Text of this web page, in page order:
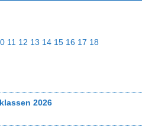
11 12 13 14 15 16 17 18
2026